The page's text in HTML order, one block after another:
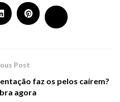
Post
faz os pelos caírem?
agora